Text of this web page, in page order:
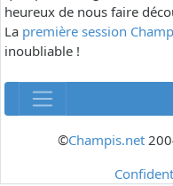
heureux de nous faire
La première session
inoubliable !
©Champis.net